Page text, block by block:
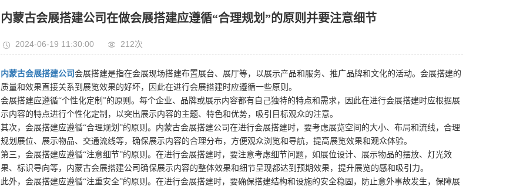
内蒙古会展搭建公司在做会展搭建应遵循“合理规划”的原则并要注意细节
2024-06-19 11:30:00 212次
内蒙古会展搭建公司 会展搭建是指在会展现场搭建布置展台、展厅等，以展示产品和服务、推广品牌和文化的活动。会展搭建的
质量和效果直接关系到展览效果的好坏，因此在进行会展搭建时应遵循一些原则。
会展搭建应遵循“个性化定制”的原则。每个企业、品牌或展示内容都有自己独特的特点和需求，因此在进行会展搭建时应根据展
示内容的特点进行个性化定制，以突出展示内容的主题、特色和优势，吸引目标观众的注意。
其次，会展搭建应遵循“合理规划”的原则。内蒙古会展搭建公司在进行会展搭建时，要考虑展览空间的大小、布局和流线，合理
规划展位、展示物品、交通流线等，确保展示内容的合理分布，方便观众浏览和导航，提高展览效果和观众体验。
第三，会展搭建应遵循“注意细节”的原则。在进行会展搭建时，要注意考虑细节问题，如展位设计、展示物品的摆放、灯光效
果、标识导向等，内蒙古会展搭建公司确保展示内容的整体效果和细节呈现都达到预期效果，提升展览的感和吸引力。
此外，会展搭建应遵循“注重安全”的原则。在进行会展搭建时，要确保搭建结构和设施的安全稳固，防止意外事故发生，保障展